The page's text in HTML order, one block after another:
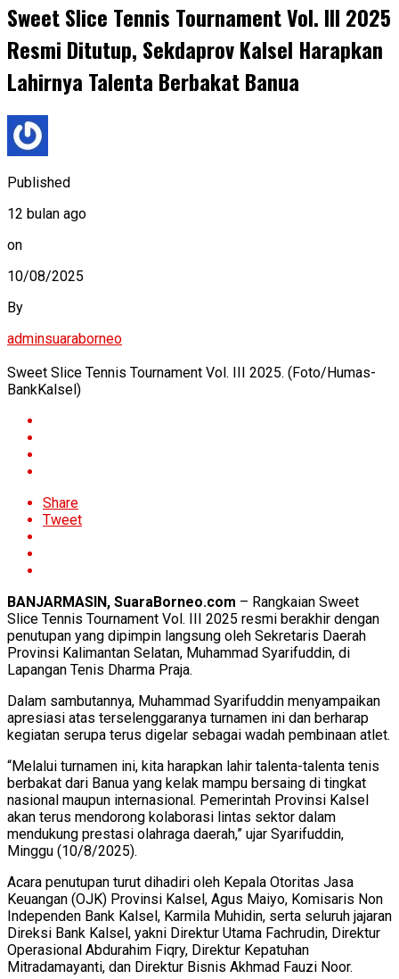
Sweet Slice Tennis Tournament Vol. III 2025
Resmi Ditutup, Sekdaprov Kalsel Harapkan
Lahirnya Talenta Berbakat Banua
Published
12 bulan ago
on
10/08/2025
By
adminsuaraborneo
Sweet Slice Tennis Tournament Vol. III 2025. (Foto/Humas-
BankKalsel)
Share
Tweet
BANJARMASIN, SuaraBorneo.com – Rangkaian Sweet
Slice Tennis Tournament Vol. III 2025 resmi berakhir dengan
penutupan yang dipimpin langsung oleh Sekretaris Daerah
Provinsi Kalimantan Selatan, Muhammad Syarifuddin, di
Lapangan Tenis Dharma Praja.
Dalam sambutannya, Muhammad Syarifuddin menyampaikan
apresiasi atas terselenggaranya turnamen ini dan berharap
kegiatan serupa terus digelar sebagai wadah pembinaan atlet.
“Melalui turnamen ini, kita harapkan lahir talenta-talenta tenis
berbakat dari Banua yang kelak mampu bersaing di tingkat
nasional maupun internasional. Pemerintah Provinsi Kalsel
akan terus mendorong kolaborasi lintas sektor dalam
mendukung prestasi olahraga daerah,” ujar Syarifuddin,
Minggu (10/8/2025).
Acara penutupan turut dihadiri oleh Kepala Otoritas Jasa
Keuangan (OJK) Provinsi Kalsel, Agus Maiyo, Komisaris Non
Independen Bank Kalsel, Karmila Muhidin, serta seluruh jajaran
Direksi Bank Kalsel, yakni Direktur Utama Fachrudin, Direktur
Operasional Abdurahim Fiqry, Direktur Kepatuhan
Mitradamayanti, dan Direktur Bisnis Akhmad Fauzi Noor.